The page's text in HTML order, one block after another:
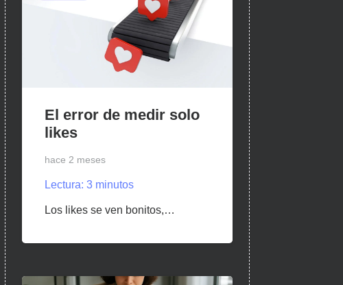
El error de medir solo
likes
hace 2 meses
Lectura: 3 minutos
Los likes se ven bonitos,…